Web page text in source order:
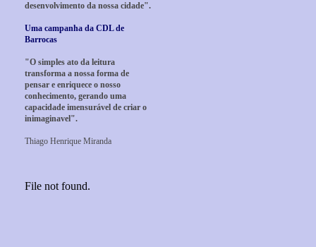
desenvolvimento da nossa cidade".
Uma campanha da CDL de
Barrocas
"O simples ato da leitura
transforma a nossa forma de
pensar e enriquece o nosso
conhecimento, gerando uma
capacidade imensurável de criar o
inimaginavel".
Thiago Henrique Miranda